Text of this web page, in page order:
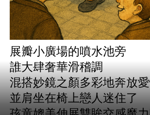
展瓣小廣場的噴水池旁
誰大肆奢華滑稽調
混搭妙鏡之顏多彩地奔放
並肩坐在椅上戀人迷住了